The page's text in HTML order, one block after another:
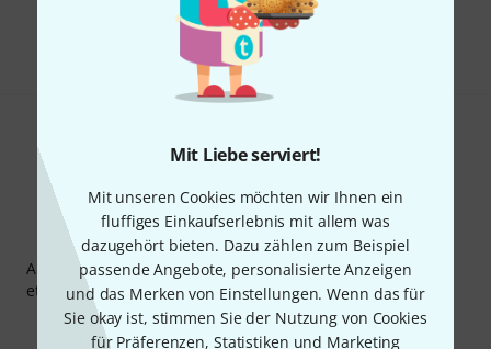
Mit Liebe serviert!
Mit unseren Cookies möchten wir Ihnen ein
fluffiges Einkaufserlebnis mit allem was
dazugehört bieten. Dazu zählen zum Beispiel
passende Angebote, personalisierte Anzeigen
und das Merken von Einstellungen. Wenn das für
Sie okay ist, stimmen Sie der Nutzung von Cookies
für Präferenzen, Statistiken und Marketing
Teilen Hilfe & Feedback
Thomann Newsletter
Abonniere den Thomann Newsletter und gewinne mit
etwas Glück einen von50 Gutscheinenüber jeweils50€
Inspirierende Beiträge
Deals Thomann Insights